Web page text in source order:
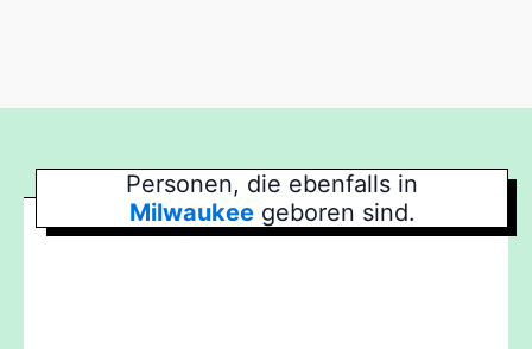
Personen, die ebenfalls in
Milwaukee geboren sind.